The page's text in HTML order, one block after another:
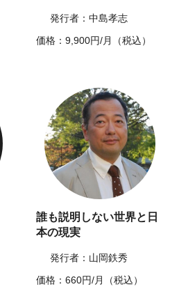
発行者：中島孝志
価格：9,900円/月（税込）
誰も説明しない世界と日
本の現実
発行者：山岡鉄秀
価格：660円/月（税込）